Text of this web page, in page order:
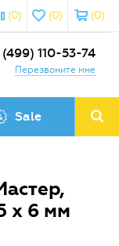
(0)
(0)
(0)
110-53-74
Перезвоните мне
Sale
х 6 мм